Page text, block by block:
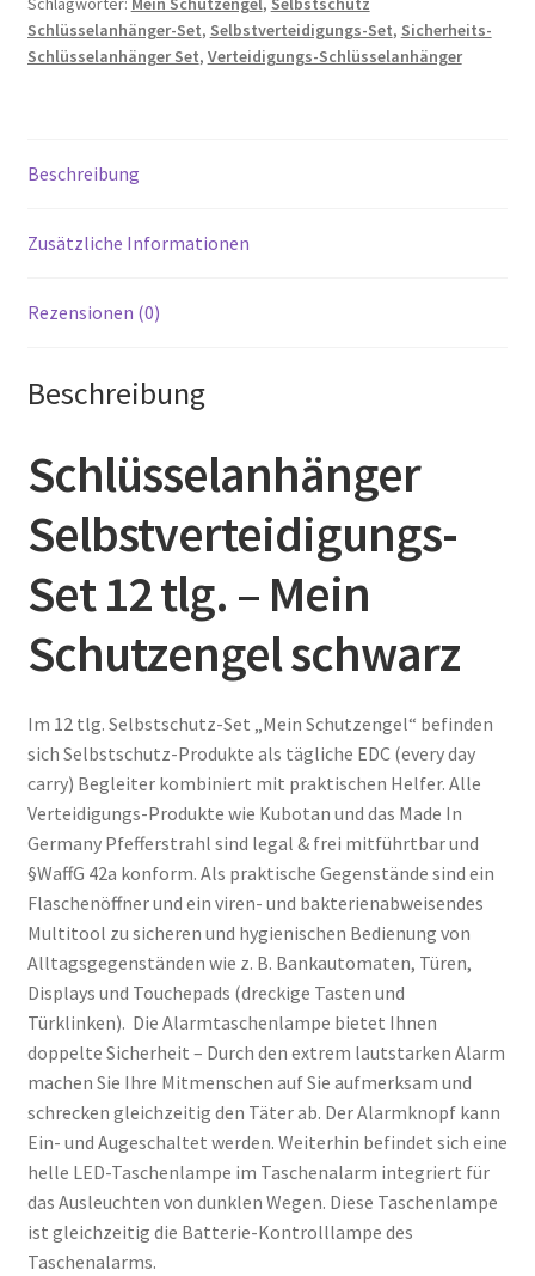
Schlüsselanhänger-Set, Selbstverteidigungs-Set, Sicherheits-
Schlüsselanhänger Set, Verteidigungs-Schlüsselanhänger
Beschreibung
Zusätzliche Informationen
Rezensionen (0)
Beschreibung
Schlüsselanhänger
Selbstverteidigungs-
Set 12 tlg. – Mein
Schutzengel schwarz
Im 12 tlg. Selbstschutz-Set „Mein Schutzengel“ befinden
sich Selbstschutz-Produkte als tägliche EDC (every day
carry) Begleiter kombiniert mit praktischen Helfer. Alle
Verteidigungs-Produkte wie Kubotan und das Made In
Germany Pfefferstrahl sind legal & frei mitführtbar und
§WaffG 42a konform. Als praktische Gegenstände sind ein
Flaschenöffner und ein viren- und bakterienabweisendes
Multitool zu sicheren und hygienischen Bedienung von
Alltagsgegenständen wie z. B. Bankautomaten, Türen,
Displays und Touchepads (dreckige Tasten und
Türklinken). Die Alarmtaschenlampe bietet Ihnen
doppelte Sicherheit – Durch den extrem lautstarken Alarm
machen Sie Ihre Mitmenschen auf Sie aufmerksam und
schrecken gleichzeitig den Täter ab. Der Alarmknopf kann
Ein- und Augeschaltet werden. Weiterhin befindet sich eine
helle LED-Taschenlampe im Taschenalarm integriert für
das Ausleuchten von dunklen Wegen. Diese Taschenlampe
ist gleichzeitig die Batterie-Kontrolllampe des
Taschenalarms.